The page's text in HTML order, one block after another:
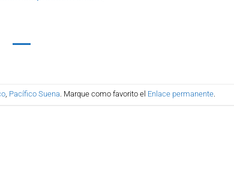
, Pacífico Suena. Marque como favorito el Enlace permanente.